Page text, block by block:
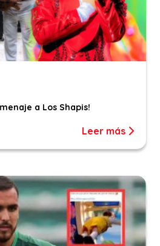
a Los Shapis!
Leer más